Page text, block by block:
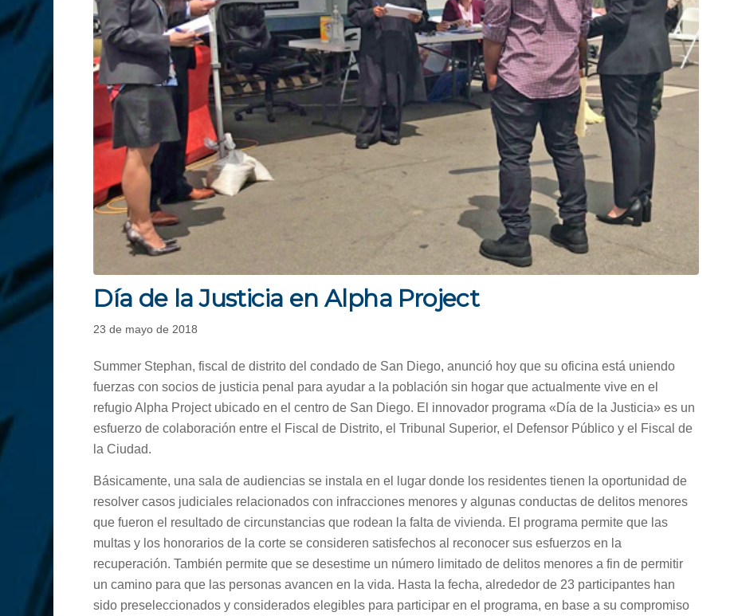
Día de la Justicia en Alpha Project
23 de mayo de 2018
Summer Stephan, fiscal de distrito del condado de San Diego, anunció hoy que su oficina está uniendo
fuerzas con socios de justicia penal para ayudar a la población sin hogar que actualmente vive en el
refugio Alpha Project ubicado en el centro de San Diego. El innovador programa «Día de la Justicia» es un
esfuerzo de colaboración entre el Fiscal de Distrito, el Tribunal Superior, el Defensor Público y el Fiscal de
la Ciudad.
Básicamente, una sala de audiencias se instala en el lugar donde los residentes tienen la oportunidad de
resolver casos judiciales relacionados con infracciones menores y algunas conductas de delitos menores
que fueron el resultado de circunstancias que rodean la falta de vivienda. El programa permite que las
multas y los honorarios de la corte se consideren satisfechos al reconocer sus esfuerzos en la
recuperación. También permite que se desestime un número limitado de delitos menores a fin de permitir
un camino para que las personas avancen en la vida. Hasta la fecha, alrededor de 23 participantes han
sido preseleccionados y considerados elegibles para participar en el programa, en base a su compromiso